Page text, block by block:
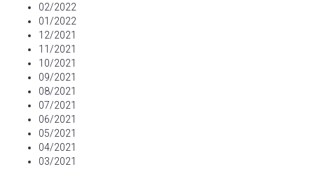
02/2022
01/2022
12/2021
11/2021
10/2021
09/2021
08/2021
07/2021
06/2021
05/2021
04/2021
03/2021